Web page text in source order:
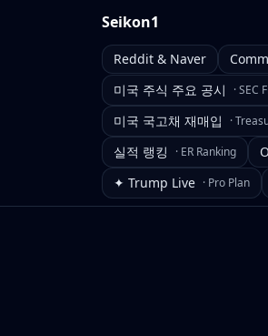
Seikon1
Reddit & Naver
미국 주식 주요 공시 ·SEC
미국 국고채 재매입 ·
실적 랭킹 · ER Ranking
✦ Trump Live · Pro Plan